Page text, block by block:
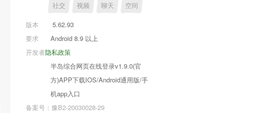
社交 视频 聊天 空间
版本
5.62.93
要求
Android 8.9 以上
隐私政策
开发者
半岛综合网页在线登录v1.9.0(官
方)APP下载IOS/Android通用版/手
机app入口
备案号：豫B2-20030028-29